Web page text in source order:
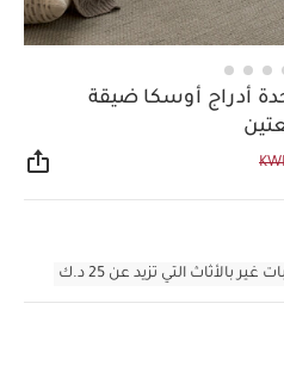
أدراج أوسكا ضيقة
التي تزيد عن 25 د.ك